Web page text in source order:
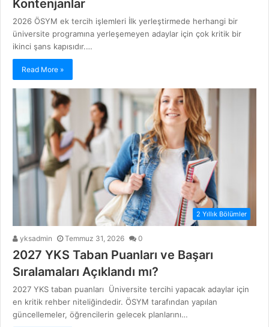
Kontenjanlar
2026 ÖSYM ek tercih işlemleri İlk yerleştirmede herhangi bir
üniversite programına yerleşemeyen adaylar için çok kritik bir
ikinci şans kapısıdır.…
Read More »
2 Yıllık Bölümler
yksadmin Temmuz 31, 2026 0
2027 YKS Taban Puanları ve Başarı
Sıralamaları Açıklandı mı?
2027 YKS taban puanları Üniversite tercihi yapacak adaylar için
en kritik rehber niteliğindedir. ÖSYM tarafından yapılan
güncellemeler, öğrencilerin gelecek planlarını…